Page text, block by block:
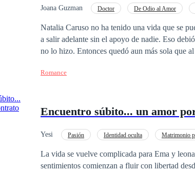
Joana Guzman Doctor De Odio al Amor
Natalia Caruso no ha tenido una vida que se
a salir adelante sin el apoyo de nadie. Eso
no lo hizo. Entonces quedó aun más sola que
mujer y mucho menos para las
Romance
Encuentro súbito... un amor
Yesi Pasión Identidad oculta Matrimonio
La vida se vuelve complicada para Ema y
sentimientos comienzan a fluir con libertad